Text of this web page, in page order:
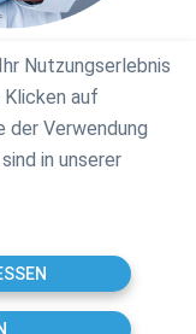
FAQ
Nutzungserlebnis
Klicken auf
der Verwendung
in unserer